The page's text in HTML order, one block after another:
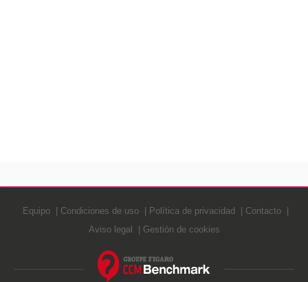
Equipo Condiciones de uso Política de privacidad
Contacto
Aviso legal
Gestión de cookies